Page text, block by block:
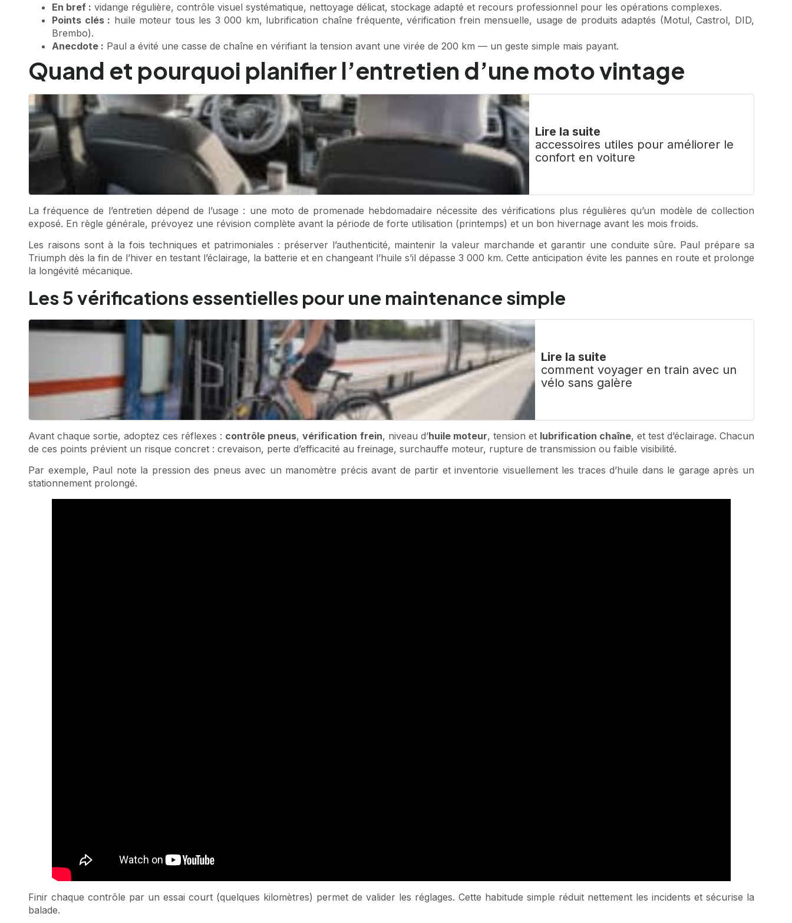
En bref : vidange régulière, contrôle visuel systématique, nettoyage délicat, stockage adapté et recours professionnel pour les opérations complexes.
Points clés : huile moteur tous les 3 000 km, lubrification chaîne fréquente, vérification frein mensuelle, usage de produits adaptés (Motul, Castrol, DID,
Brembo).
Anecdote : Paul a évité une casse de chaîne en vérifiant la tension avant une virée de 200 km — un geste simple mais payant.
Quand et pourquoi planifier l’entretien d’une moto vintage
Lire la suite
accessoires utiles pour améliorer le
confort en voiture
La fréquence de l’entretien dépend de l’usage : une moto de promenade hebdomadaire nécessite des vérifications plus régulières qu’un modèle de collection
exposé. En règle générale, prévoyez une révision complète avant la période de forte utilisation (printemps) et un bon hivernage avant les mois froids.
Les raisons sont à la fois techniques et patrimoniales : préserver l’authenticité, maintenir la valeur marchande et garantir une conduite sûre. Paul prépare sa
Triumph dès la fin de l’hiver en testant l’éclairage, la batterie et en changeant l’huile s’il dépasse 3 000 km. Cette anticipation évite les pannes en route et prolonge
la longévité mécanique.
Les 5 vérifications essentielles pour une maintenance simple
Lire la suite
comment voyager en train avec un
vélo sans galère
Avant chaque sortie, adoptez ces réflexes : contrôle pneus,vérification frein, niveau d’huile moteur, tension et lubrification chaîne, et test d’éclairage. Chacun
de ces points prévient un risque concret : crevaison, perte d’efficacité au freinage, surchauffe moteur, rupture de transmission ou faible visibilité.
Par exemple, Paul note la pression des pneus avec un manomètre précis avant de partir et inventorie visuellement les traces d’huile dans le garage après un
stationnement prolongé.
Finir chaque contrôle par un essai court (quelques kilomètres) permet de valider les réglages. Cette habitude simple réduit nettement les incidents et sécurise la
balade.